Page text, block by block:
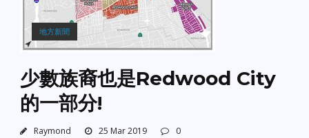
地方新聞
少數族裔也是Redwood City
的一部分!
Raymond 25 Mar 2019 0